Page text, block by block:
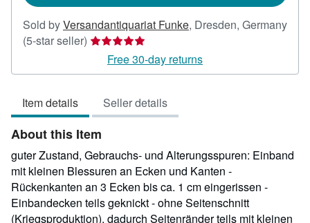
Sold byVersandantiquariat Funke, Dresden, Germany
(5-star seller) Seller
rating
5
5
stars
Free 30-day returns
Item details Seller details
About this Item
guter Zustand, Gebrauchs- und Alterungsspuren: Einband
mit kleinen Blessuren an Ecken und Kanten -
Rückenkanten an 3 Ecken bis ca. 1 cm eingerissen -
Einbandecken teils geknickt - ohne Seitenschnitt
(Kriegsproduktion), dadurch Seitenränder teils mit kleinen